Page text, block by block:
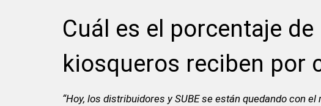
Cuál es el porcentaje
kiosqueros reciben por
“Hoy, los distribuidores y SUBE se están quedando con